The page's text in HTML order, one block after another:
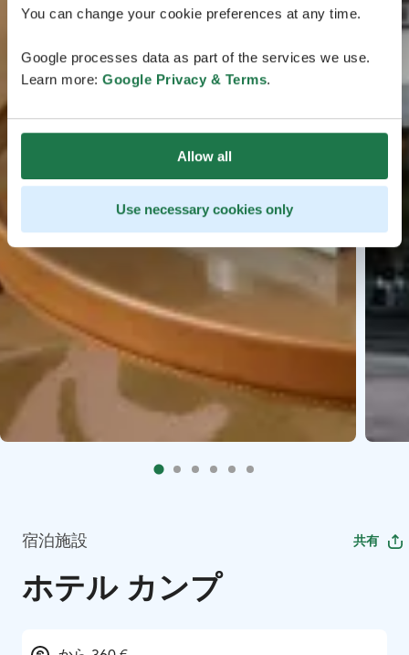
You can change your cookie preferences at any time.
Google processes data as part of the services we use.
Learn more: Google Privacy & Terms.
Allow all
Use necessary cookies only
宿泊施設 共有
ホテル カンプ